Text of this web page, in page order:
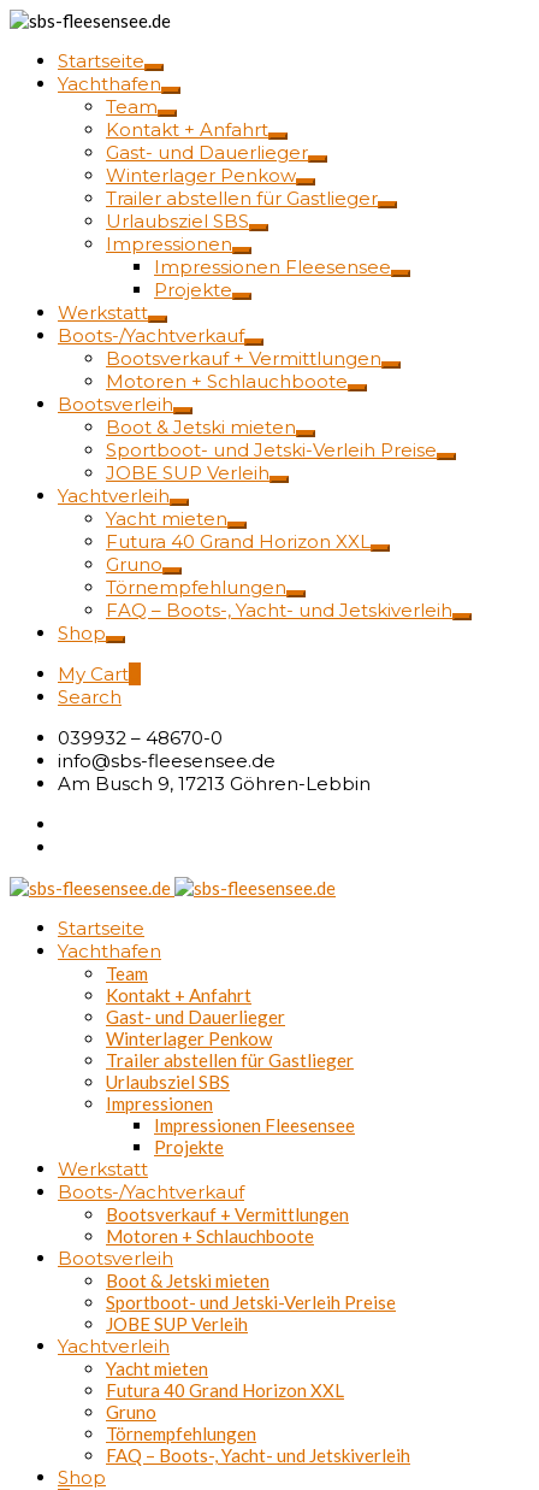
Startseite
Yachthafen
Team
Kontakt + Anfahrt
Gast- und Dauerlieger
Winterlager Penkow
Trailer abstellen für Gastlieger
Urlaubsziel SBS
Impressionen
Impressionen Fleesensee
Projekte
Werkstatt
Boots-/Yachtverkauf
Bootsverkauf + Vermittlungen
Motoren + Schlauchboote
Bootsverleih
Boot & Jetski mieten
Sportboot- und Jetski-Verleih Preise
JOBE SUP Verleih
Yachtverleih
Yacht mieten
Futura 40 Grand Horizon XXL
Gruno
Törnempfehlungen
FAQ – Boots-, Yacht- und Jetskiverleih
Shop
My Cart
Search
039932 – 48670-0
info@sbs-fleesensee.de
Am Busch 9, 17213 Göhren-Lebbin
Startseite
Yachthafen
Team
Kontakt + Anfahrt
Gast- und Dauerlieger
Winterlager Penkow
Trailer abstellen für Gastlieger
Urlaubsziel SBS
Impressionen
Impressionen Fleesensee
Projekte
Werkstatt
Boots-/Yachtverkauf
Bootsverkauf + Vermittlungen
Motoren + Schlauchboote
Bootsverleih
Boot & Jetski mieten
Sportboot- und Jetski-Verleih Preise
JOBE SUP Verleih
Yachtverleih
Yacht mieten
Futura 40 Grand Horizon XXL
Gruno
Törnempfehlungen
FAQ – Boots-, Yacht- und Jetskiverleih
Shop